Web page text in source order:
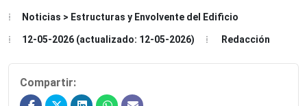
Noticias > Estructuras y Envolvente del Edificio
12-05-2026 (actualizado: 12-05-2026) Redacción
Compartir: